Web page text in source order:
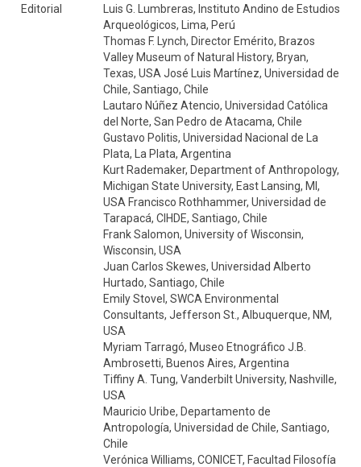
Editorial
Luis G. Lumbreras, Instituto Andino de Estudios
Arqueológicos, Lima, Perú
Thomas F. Lynch, Director Emérito, Brazos
Valley Museum of Natural History, Bryan,
Texas, USA José Luis Martínez, Universidad de
Chile, Santiago, Chile
Lautaro Núñez Atencio, Universidad Católica
del Norte, San Pedro de Atacama, Chile
Gustavo Politis, Universidad Nacional de La
Plata, La Plata, Argentina
Kurt Rademaker, Department of Anthropology,
Michigan State University, East Lansing, MI,
USA Francisco Rothhammer, Universidad de
Tarapacá, CIHDE, Santiago, Chile
Frank Salomon, University of Wisconsin,
Wisconsin, USA
Juan Carlos Skewes, Universidad Alberto
Hurtado, Santiago, Chile
Emily Stovel, SWCA Environmental
Consultants, Jefferson St., Albuquerque, NM,
USA
Myriam Tarragó, Museo Etnográfico J.B.
Ambrosetti, Buenos Aires, Argentina
Tiffiny A. Tung, Vanderbilt University, Nashville,
USA
Mauricio Uribe, Departamento de
Antropología, Universidad de Chile, Santiago,
Chile
Verónica Williams, CONICET, Facultad Filosofía